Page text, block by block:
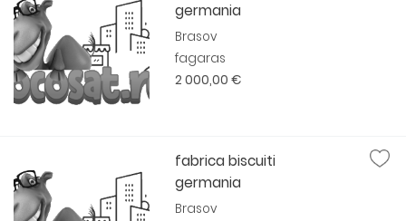
germania
Brasov
fagaras
2 000,00 €
fabrica biscuiti
germania
Brasov